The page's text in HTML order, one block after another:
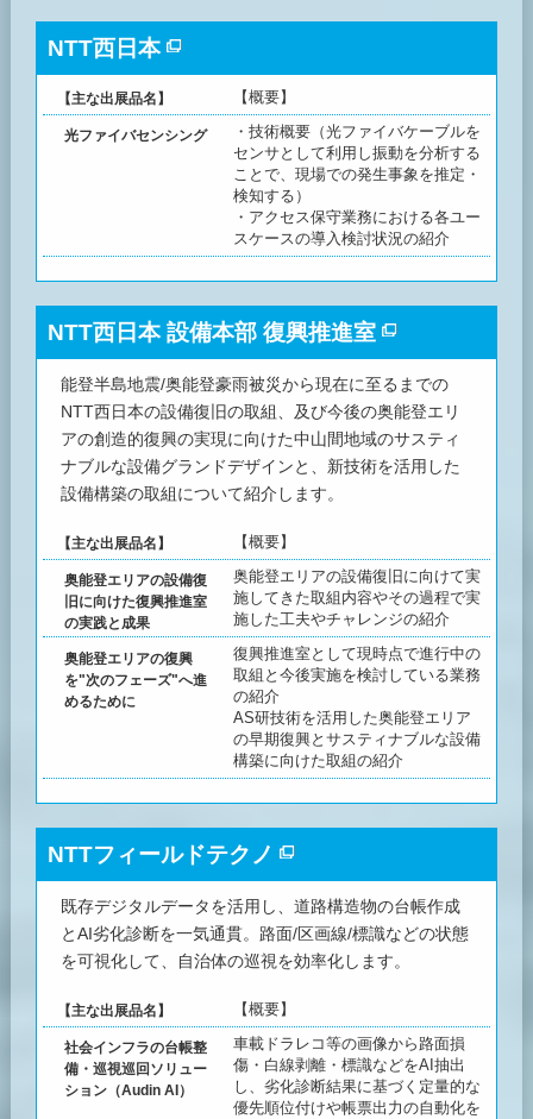
NTT西日本
【主な出展品名】 【概要】
光ファイバセンシング
・技術概要（光ファイバケーブルを
センサとして利用し振動を分析する
ことで、現場での発生事象を推定・
検知する）
・アクセス保守業務における各ユー
スケースの導入検討状況の紹介
NTT西日本 設備本部 復興推進室
能登半島地震/奥能登豪雨被災から現在に至るまでの
NTT西日本の設備復旧の取組、及び今後の奥能登エリ
アの創造的復興の実現に向けた中山間地域のサスティ
ナブルな設備グランドデザインと、新技術を活用した
設備構築の取組について紹介します。
【主な出展品名】 【概要】
奥能登エリアの設備復
旧に向けた復興推進室
の実践と成果
奥能登エリアの設備復旧に向けて実
施してきた取組内容やその過程で実
施した工夫やチャレンジの紹介
奥能登エリアの復興
を"次のフェーズ"へ進
めるために
復興推進室として現時点で進行中の
取組と今後実施を検討している業務
の紹介
AS研技術を活用した奥能登エリア
の早期復興とサスティナブルな設備
構築に向けた取組の紹介
NTTフィールドテクノ
既存デジタルデータを活用し、道路構造物の台帳作成
とAI劣化診断を一気通貫。路面/区画線/標識などの状態
を可視化して、自治体の巡視を効率化します。
【主な出展品名】 【概要】
社会インフラの台帳整
備・巡視巡回ソリュー
ション（Audin AI）
車載ドラレコ等の画像から路面損
傷・白線剥離・標識などをAI抽出
し、劣化診断結果に基づく定量的な
優先順位付けや帳票出力の自動化を